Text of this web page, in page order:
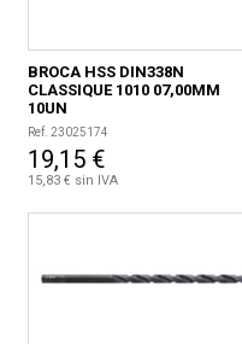
BROCA HSS DIN338N
CLASSIQUE 1010 07,00MM
10UN
Ref. 23025174
19,15 €
15,83 € sin IVA